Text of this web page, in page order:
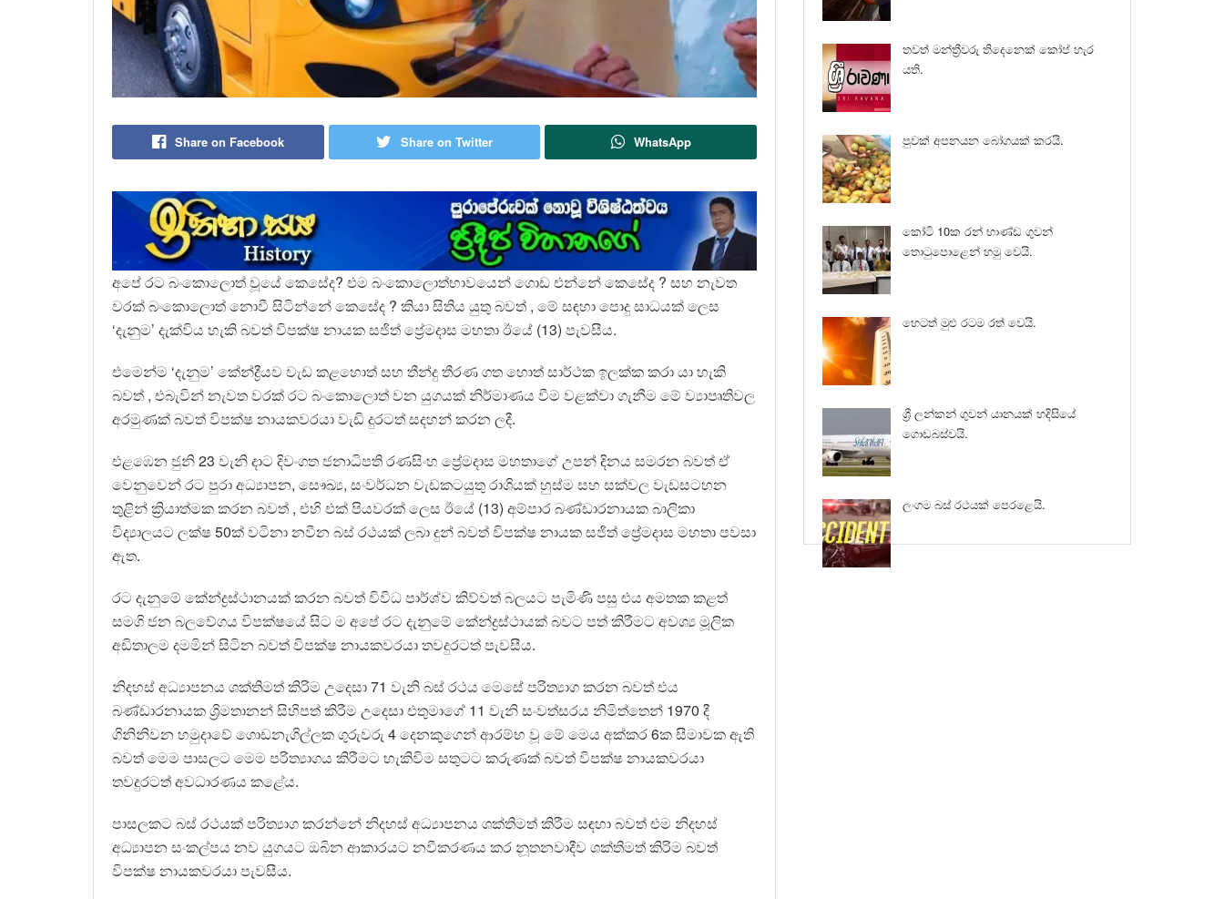
Share on Facebook Share on Twitter WhatsApp
අපේ රට බංකොලොත් වූයේ කෙසේද? එම බංකොලොත්භාවයෙන් ගොඩ එන්නේ කෙසේද ? සහ නැවත
වරක් බංකොලොත් නොවී සිටින්නේ කෙසේද ? කියා සිතිය යුතු බවත් , මේ සඳහා පොදු සාධයක් ලෙස
‘දැනුම’ දැක්විය හැකි බවත් විපක්ෂ නායක සජිත් ප්‍රේමදාස මහතා ඊයේ (13) පැවසීය.
එමෙන්ම ‘දැනුම’ කේන්ද්‍රීයව වැඩ කළහොත් සහ තීන්දු තීරණ ගත හොත් සාර්ථක ඉලක්ක කරා යා හැකි
බවත් , එබැවින් නැවත වරක් රට බංකොලොත් වන යුගයක් නිර්මාණය වීම වළක්වා ගැනීම මේ ව්‍යාපෘතිවල
අරමුණක් බවත් විපක්ෂ නායකවරයා වැඩි දුරටත් සදහන් කරන ලදී.
එළඹෙන ජුනි 23 වැනි දාට දිවංගත ජනාධිපති රණසිංහ ප්‍රේමදාස මහතාගේ උපන් දිනය සමරන බවත් ඒ
වෙනුවෙන් රට පුරා අධ්‍යාපන, සෞඛ්‍ය, සංවර්ධන වැඩකටයුතු රාශියක් හුස්ම සහ සක්වල වැඩසටහන
තුළින් ක්‍රියාත්මක කරන බවත් , එහි එක් පියවරක් ලෙස ඊයේ (13) අම්පාර බණ්ඩාරනායක බාලිකා
විද්‍යාලයට ලක්ෂ 50ක් වටිනා නවීන බස් රථයක් ලබා දුන් බවත් විපක්ෂ නායක සජිත් ප්‍රේමදාස මහතා පවසා
ඇත.
රට දැනුමේ කේන්ද්‍රස්ථානයක් කරන බවත් විවිධ පාර්ශ්ව කිව්වත් බලයට පැමිණි පසු එය අමතක කළත්
සමගි ජන බලවේගය විපක්ෂයේ සිට ම අපේ රට දැනුමේ කේන්ද්‍රස්ථායක් බවට පත් කිරීමට අවශ්‍ය මූලික
අඩිතාලම දමමින් සිටින බවත් විපක්ෂ නායකවරයා තවදුරටත් පැවසීය.
නිදහස් අධ්‍යාපනය ශක්තිමත් කිරිම උදෙසා 71 වැනි බස් රථය මෙසේ පරිත්‍යාග කරන බවත් එය
බණ්ඩාරනායක ශ්‍රිමතානන් සිහිපත් කිරීම උදෙසා එතුමාගේ 11 වැනි සංවත්සරය නිමිත්තෙන් 1970 දී
ගිනිනිවන හමුදාවේ ගොඩනැගිල්ලක ගුරුවරු 4 දෙනකුගෙන් ආරම්භ වූ මේ මෙය අක්කර 6ක සීමාවක ඇති
බවත් මෙම පාසලට මෙම පරිත්‍යාගය කිරීමට හැකිවිම සතුටට කරුණක් බවත් විපක්ෂ නායකවරයා
තවදුරටත් අවධාරණය කළේය.
පාසලකට බස් රථයක් පරිත්‍යාග කරන්නේ නිදහස් අධ්‍යාපනය ශක්තිමත් කිරීම සඳහා බවත් එම නිදහස්
අධ්‍යාපන සංකල්පය නව යුගයට ඔබින ආකාරයට නවීකරණය කර නූතනවාදීව ශක්තිමත් කිරිම බවත්
විපක්ෂ නායකවරයා පැවසීය.
තවත් මන්ත්‍රීවරු තිදෙනෙක් කෝප් හැර
යති.
පුවක් අපනයන බෝගයක් කරයි.
කෝටි 10ක රන් භාණ්ඩ ගුවන්
තොටුපොළෙන් හමු වෙයි.
හෙටත් මුළු රටම රත් වෙයි.
ශ්‍රී ලන්කන් ගුවන් යානයක් හදිසියේ
ගොඩබස්වයි.
ලංගම බස් රථයක් පෙරළෙයි.